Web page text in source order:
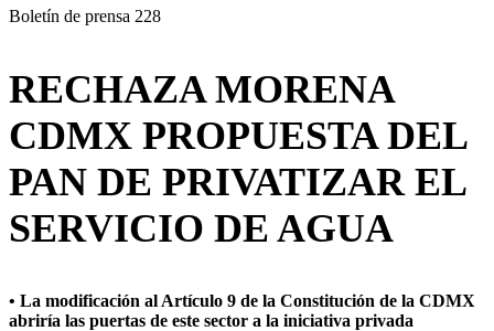
Boletín de prensa 228
RECHAZA MORENA
CDMX PROPUESTA DEL
PAN DE PRIVATIZAR EL
SERVICIO DE AGUA
• La modificación al Artículo 9 de la Constitución de la CDMX
abriría las puertas de este sector a la iniciativa privada